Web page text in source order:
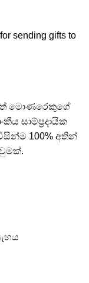
sending gifts to
මොණරෙකුගේ
සාම්ප්‍රදායික
100% අතින්